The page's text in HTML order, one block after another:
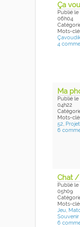
Ça
Publié le
06h04
Mots-
4
Ma
Publié le
04h22
Mots-
52,
6
Chat /
Publié le
05h09
Mots-
Jeu,
Souvenir
6